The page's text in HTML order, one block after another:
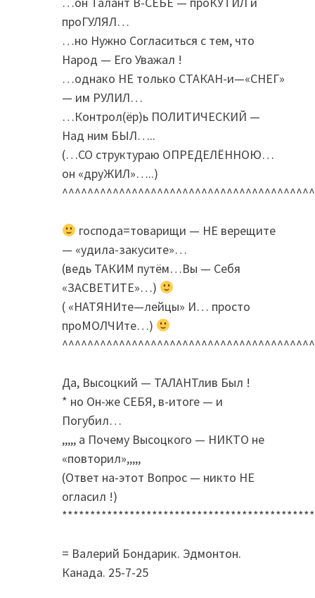
проГУЛЯЛ…
…но Нужно Согласиться с тем, что
Народ — Его Уважал !
…однако НЕ только СТАКАН-и—«СНЕГ»
— им РУЛИЛ…
…Контрол(ёр)ь ПОЛИТИЧЕСКИЙ —
Над ним БЫЛ…..
(…СО структураю ОПРЕДЕЛЁННОЮ…
он «друЖИЛ»…..)
господа=товарищи — НЕ верещите
— «удила-закусите»…
(ведь ТАКИМ путём…Вы — Себя
«ЗАСВЕТИТЕ»…)
( «НАТЯНИте—лейцы» И… просто
проМОЛЧИте…)
Да, Высоцкий — ТАЛАНТлив Был !
* но Он-же СЕБЯ, в-итоге — и
Погубил…
,,,,, а Почему Высоцкого — НИКТО не
«повторил»,,,,,
(Ответ на-этот Вопрос — никто НЕ
огласил !)
= Валерий Бондарик. Эдмонтон.
Канада. 25-7-25